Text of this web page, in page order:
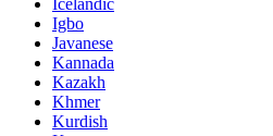
Igbo
Javanese
Kannada
Kazakh
Khmer
Kurdish